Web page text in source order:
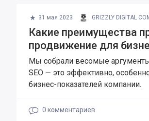
31 мая 2023 GRIZZLY DIGITAL
Какие преимущества
продвижение для
Мы собрали весомые
SEO — это эффективно,
бизнес-показателей компании.
0 комментариев